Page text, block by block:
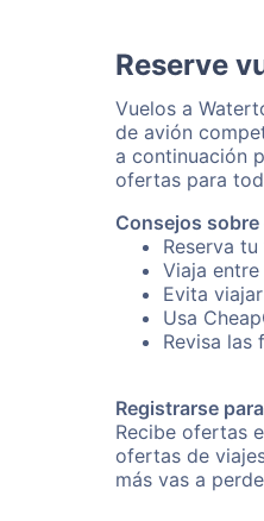
Reserve
Vuelos a
de avión
a continuación
ofertas para
Consejos
Reserva
Viaja
Evita
Usa
Revisa las
Registrarse
Recibe ofertas
ofertas de
más vas a